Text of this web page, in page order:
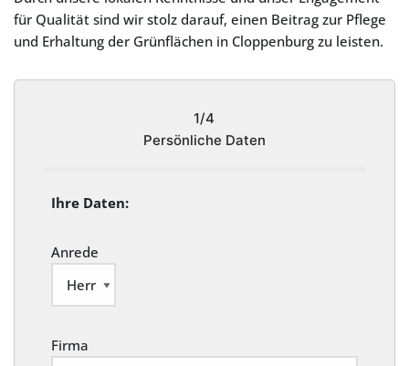
für Qualität sind wir stolz darauf, einen Beitrag zur Pflege
und Erhaltung der Grünflächen in Cloppenburg zu leisten.
1/4
Persönliche Daten
Ihre Daten:
Anrede
Firma